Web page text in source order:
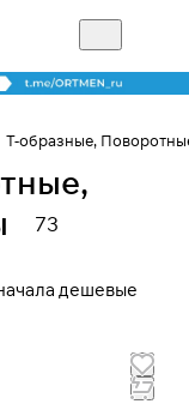
Т-образные,
73
дешевые